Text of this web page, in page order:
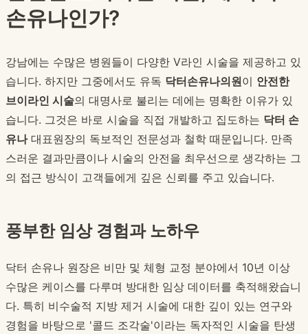
손유나인가?
강남에는 수많은 병원들이 다양한 V라인 시술을 제공하고 있
습니다. 하지만 그중에서도 유독 닥터손유나의원이 안전한
브이라인 시술의 대명사로 불리는 데에는 명확한 이유가 있
습니다. 그것은 바로 시술을 직접 개발하고 집도하는 닥터 손
유나대표원장의 독보적인 전문성과 철학 때문입니다. 만족
스러운 결과만큼이나 시술의 안전을 최우선으로 생각하는 그
의 접근 방식이 고객들에게 깊은 신뢰를 주고 있습니다.
풍부한 임상 경험과 노하우
닥터 손유나 원장은 비만 및 체형 교정 분야에서 10년 이상
수많은 케이스를 다루며 방대한 임상 데이터를 축적해왔습니
다. 특히 비수술적 지방 제거 시술에 대한 깊이 있는 연구와
경험을 바탕으로 '콜드 조각술'이라는 독자적인 시술을 탄생